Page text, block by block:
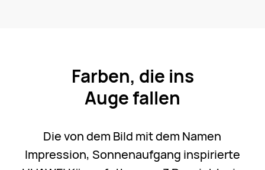
Farben, die ins
Auge fallen
Die von dem Bild mit dem Namen
Impression, Sonnenaufgang inspirierte